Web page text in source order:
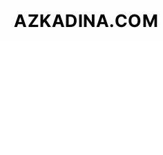
AZKADINA.COM